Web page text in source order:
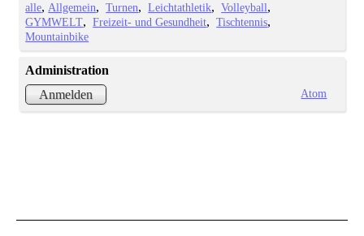
alle Allgemein Turnen Leichtathletik
Volleyball
GYMWELT
Freizeit- und Gesundheit
Tischtennis
Mountainbike
Administration
Anmelden
Atom